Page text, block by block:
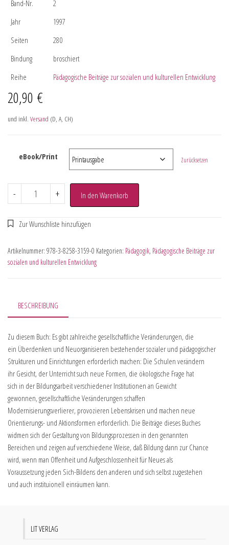
Band-Nr.
2
Jahr
1997
Seiten
280
Bindung
broschiert
Reihe
Pädagogische Beiträge zur sozialen und kulturellen Entwicklung
20,90 €
und inkl. Versand (D, A, CH)
eBook/Print Zurücksetzen
- + In den Warenkorb
Artikelnummer: 978-3-8258-3159-0 Kategorien: Pädagogik, Pädagogische Beiträge zur
sozialen und kulturellen Entwicklung
BESCHREIBUNG
Zu diesem Buch: Es gibt zahlreiche gesellschaftliche Veränderungen, die
ein Überdenken und Neuorganisieren bestehender sozialer und pädagogischer
Strukturen und Einrichtungen erforderlich machen: Die Schulen verändern
ihr Gesicht, der Unterricht such neue Formen, die ökologische Frage hat
sich in der Bildungsarbeit verschiedener Institutionen an Gewicht
gewonnen, gesellschaftliche Veränderungen schaffen
Modernisierungsverlierer, provozieren Lebenskrisen und machen neue
Orientierungs- und Aktionsformen erforderlich. Die Beiträge dieses Buches
widmen sich der Gestaltung von Bildungsprozessen in den genannten
Bereichen und zeigen auf verschiedene Weise, daß Bildung dann zur Chance
wird, wenn man Offenheit und Aufgeschlossenheit für Neues als
Voraussetzung jeden Sich-Bildens den anderen und sich selbst zugestehen
und auch instituionell einräumen kann.
LIT VERLAG